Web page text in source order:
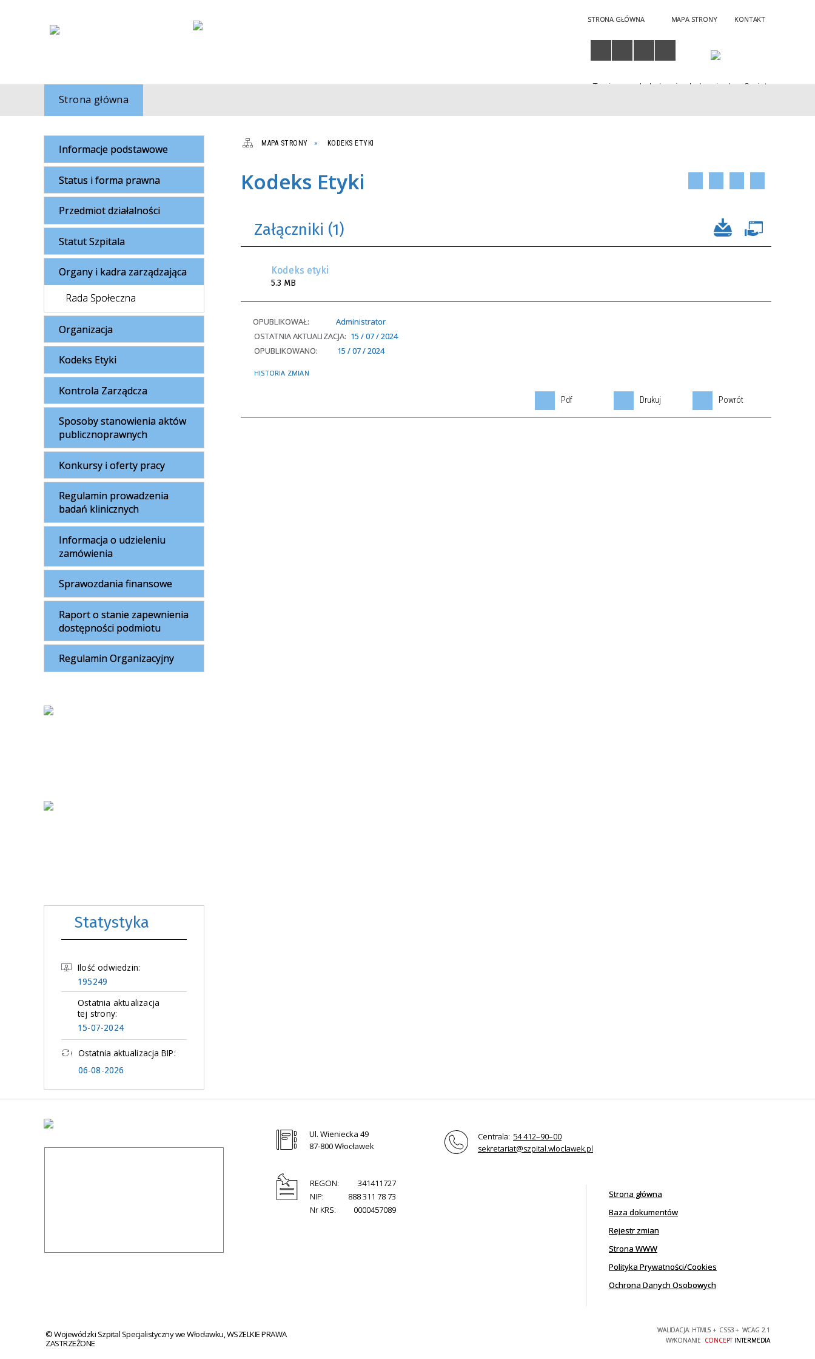
STRONA GŁÓWNA MAPA STRONY KONTAKT
Twoja przeglądarka nie obsługuje JavaScript
Strona główna
Informacje podstawowe
Status i forma prawna
Przedmiot działalności
Statut Szpitala
Organy i kadra zarządzająca
Rada Społeczna
Organizacja
Kodeks Etyki
Kontrola Zarządcza
Sposoby stanowienia aktów
publicznoprawnych
Konkursy i oferty pracy
Regulamin prowadzenia
badań klinicznych
Informacja o udzieleniu
zamówienia
Sprawozdania finansowe
Raport o stanie zapewnienia
dostępności podmiotu
Regulamin Organizacyjny
Statystyka
Ilość odwiedzin:
195249
Ostatnia aktualizacja
tej strony:
15-07-2024
Ostatnia aktualizacja BIP:
06-08-2026
MAPA STRONY KODEKS ETYKI
Kodeks Etyki
Załączniki (1)
Kodeks etyki
5.3 MB
OPUBLIKOWAŁ:
Administrator
OSTATNIA AKTUALIZACJA: 15 / 07 / 2024
OPUBLIKOWANO:
15 / 07 / 2024
HISTORIA ZMIAN
Pdf Drukuj Powrót
Ul. Wieniecka 49
87-800 Włocławek
REGON:
341411727
NIP:
888 311 78 73
Nr KRS:
0000457089
Centrala: 54 412–90–00
sekretariat@szpital.wloclawek.pl
Strona główna
Baza dokumentów
Rejestr zmian
Strona WWW
Polityka Prywatności/Cookies
Ochrona Danych Osobowych
© Wojewódzki Szpital Specjalistyczny we Włocławku, WSZELKIE PRAWA
ZASTRZEŻONE
WALIDACJA: HTML5 + CSS3 + WCAG 2.1
WYKONANIE CONCEPTINTERMEDIA